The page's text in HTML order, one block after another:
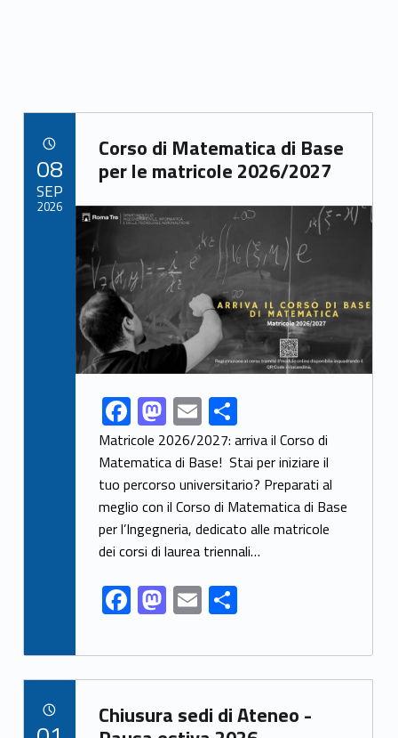
Link identifier archive #link-archive-50504
Corso di Matematica di Base
per le matricole 2026/2027
Link identifier archive #link-archive-thumb-soap-93627
Link identifier share facebook archive #share-link-archive-30038F
ac
e
b
o
o
k
M
as
to
d
o
n
E
m
ai
l
S
h
ar
e
Matricole 2026/2027: arriva il Corso di
Matematica di Base! Stai per iniziare il
tuo percorso universitario? Preparati al
meglio con il Corso di Matematica di Base
per l’Ingegneria, dedicato alle matricole
dei corsi di laurea triennali…
F
ac
e
b
o
M
as
to
d
o
E
m
ai
l
S
ar
e
08
SEP
2026
Link identifier archive #link-archive-83478
Chiusura sedi di Ateneo -